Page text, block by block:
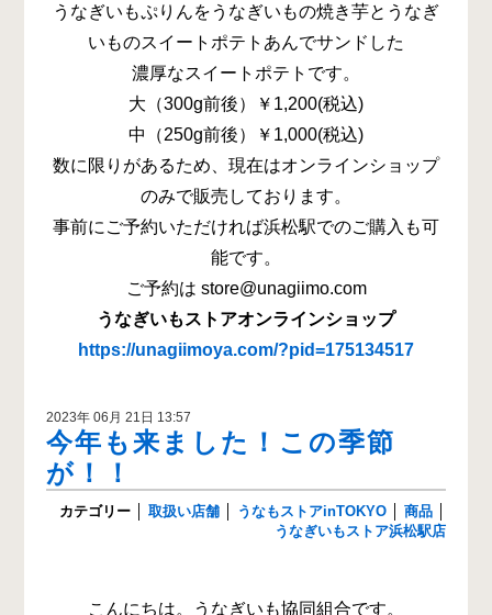
うなぎいもぷりんをうなぎいもの焼き芋とうなぎ
いものスイートポテトあんでサンドした
濃厚なスイートポテトです。
大（300g前後）￥1,200(税込)
中（250g前後）￥1,000(税込)
数に限りがあるため、現在はオンラインショップ
のみで販売しております。
事前にご予約いただければ浜松駅でのご購入も可
能です。
ご予約は store@unagiimo.com
うなぎいもストアオンラインショップ
https://unagiimoya.com/?pid=175134517
2023年 06月 21日 13:57
今年も来ました！この季節
が！！
カテゴリー 取扱い店舗 うなもストアinTOKYO 商品
うなぎいもストア浜松駅店
こんにちは。うなぎいも協同組合です。